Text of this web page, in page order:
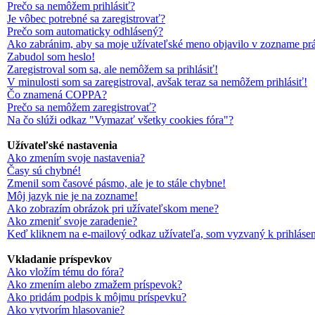
Prečo sa nemôžem prihlásiť?
Je vôbec potrebné sa zaregistrovať?
Prečo som automaticky odhlásený?
Ako zabránim, aby sa moje užívateľské meno objavilo v zozname
Zabudol som heslo!
Zaregistroval som sa, ale nemôžem sa prihlásiť!
V minulosti som sa zaregistroval, avšak teraz sa nemôžem prihlásiť!
Čo znamená COPPA?
Prečo sa nemôžem zaregistrovať?
Na čo slúži odkaz "Vymazať všetky cookies fóra"?
Užívateľské nastavenia
Ako zmením svoje nastavenia?
Časy sú chybné!
Zmenil som časové pásmo, ale je to stále chybne!
Môj jazyk nie je na zozname!
Ako zobrazím obrázok pri užívateľskom mene?
Ako zmeniť svoje zaradenie?
Keď kliknem na e-mailový odkaz užívateľa, som vyzvaný k
Vkladanie príspevkov
Ako vložím tému do fóra?
Ako zmením alebo zmažem príspevok?
Ako pridám podpis k môjmu príspevku?
Ako vytvorím hlasovanie?